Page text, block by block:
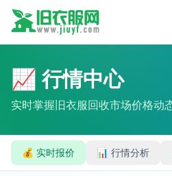
📈 行情中心
实时掌握旧衣服回收市场价格动
💰 实时报价 📊 行情分析